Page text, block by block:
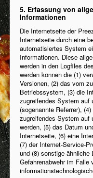
5. Erfassung von
Informationen
Die Internetseite der
Internetseite durch eine
automatisiertes System
Informationen. Diese
werden in den Logfiles
werden können die (1)
Versionen, (2) das vom
Betriebssystem, (3) die
zugreifendes System auf
(sogenannte Referrer),
zugreifendes System auf
werden, (5) das Datum
Internetseite, (6) eine
(7) der Internet-Service-
und (8) sonstige ähnliche
Gefahrenabwehr im Falle